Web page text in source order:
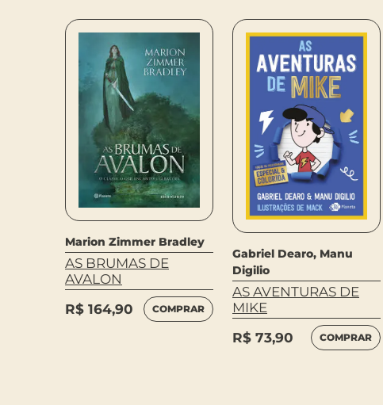
Marion Zimmer Bradley
AS BRUMAS DE
AVALON
R$ 164,90 COMPRAR
Gabriel Dearo, Manu
Digilio
AS AVENTURAS DE
MIKE
R$ 73,90 COMPRAR